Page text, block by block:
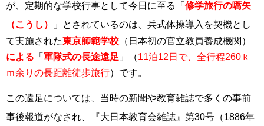
が、定期的な学校行事として今日に至る「 修学旅行の嚆矢
（こうし）
」 とされているのは、兵式体操導入 を契機とし
て実施された東京師範学校 （日本初の官立教員養成機関）
による 「 軍隊式の長途遠足 」（11泊12日で、全行程260ｋ
ｍ余りの長距離徒歩旅行）です。
この遠足については、当時の新聞や教育雑誌で多くの事前
事後報道がなされ 、『大日本教育会雑誌』第30号（1886年